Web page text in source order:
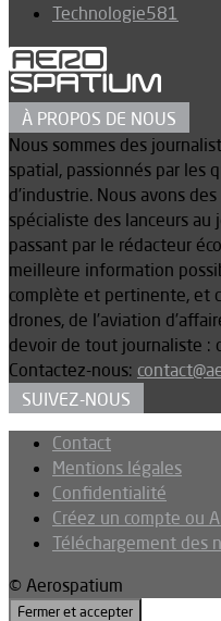
Technologie581
À PROPOS DE NOUS
Nous sommes des
spatial, passionnés par les
d’industrie. Nous avons
spécialiste des lanceurs
passant par le rédacteur
meilleure information
complète et pertinente, et
drones, de l’aviation
devoir de tout journaliste :
Contactez-nous:
SUIVEZ-NOUS
Contact
Mentions légales
Confidentialité
Créez un compte ou
Téléchargement des
© Aerospatium